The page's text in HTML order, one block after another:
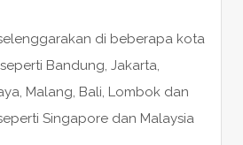
di beberapa kota
Bandung, Jakarta,
Malang, Bali, Lombok dan
Singapore dan Malaysia